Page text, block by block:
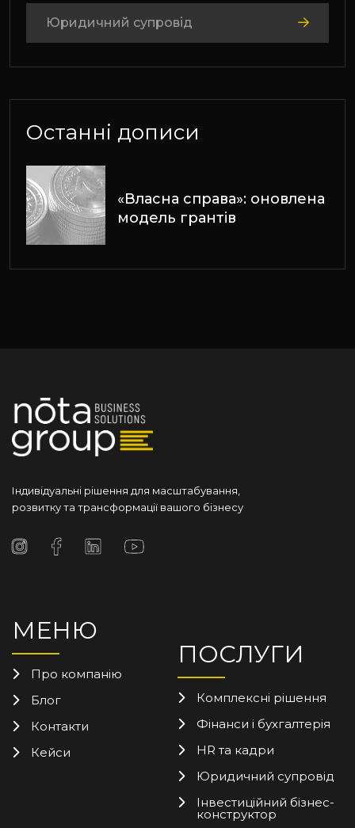
Юридичний супровід
Останні дописи
«Власна справа»: оновлена
модель грантів
Індивідуальні рішення для масштабування,
розвитку та трансформації вашого бізнесу
МЕНЮ
Про компанію
Блог
Контакти
Кейси
ПОСЛУГИ
Комплексні рішення
Фінанси і бухгалтерія
HR та кадри
Юридичний супровід
Інвестиційний бізнес-
конструктор